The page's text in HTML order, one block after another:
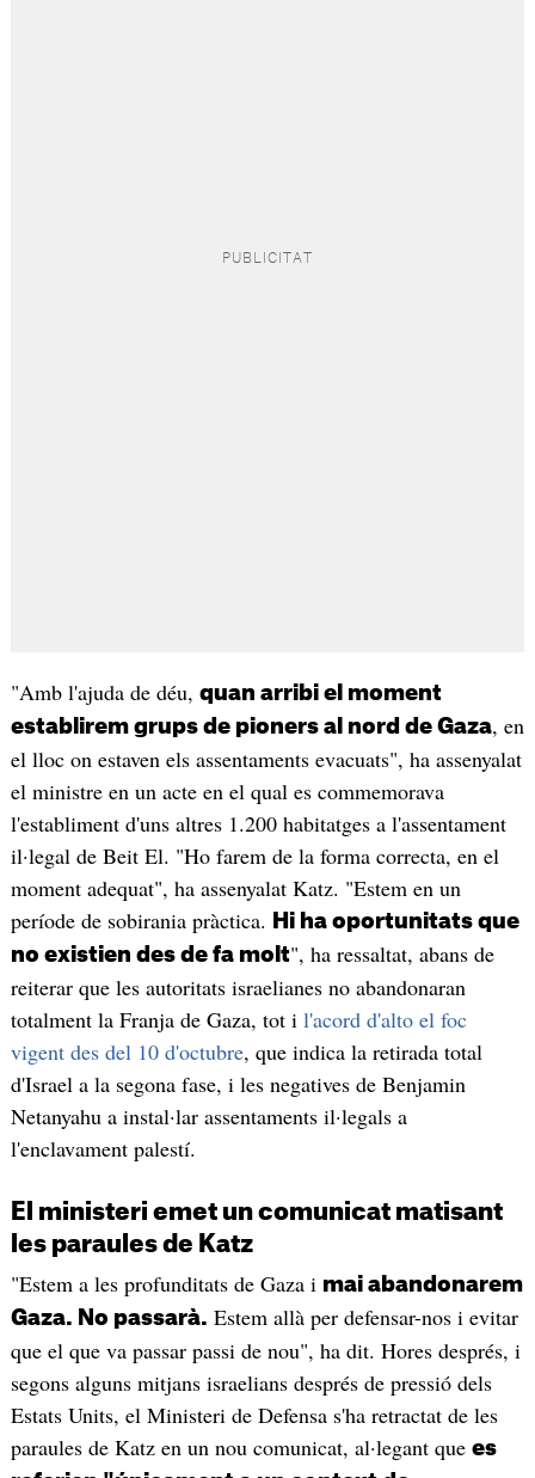
"Amb l'ajuda de déu, quan arribi el moment
establirem grups de pioners al nord de Gaza, en
el lloc on estaven els assentaments evacuats", ha assenyalat
el ministre en un acte en el qual es commemorava
l'establiment d'uns altres 1.200 habitatges a l'assentament
il·legal de Beit El. "Ho farem de la forma correcta, en el
moment adequat", ha assenyalat Katz. "Estem en un
període de sobirania pràctica.
Hi ha oportunitats que
no existien des de fa molt", ha ressaltat, abans de
reiterar que les autoritats israelianes no abandonaran
totalment la Franja de Gaza, tot i l'acord d'alto el foc
vigent des del 10 d'octubre, que indica la retirada total
d'Israel a la segona fase, i les negatives de Benjamin
Netanyahu a instal·lar assentaments il·legals a
l'enclavament palestí.
El ministeri emet un comunicat matisant
les paraules de Katz
"Estem a les profunditats de Gaza i mai abandonarem
Gaza. No passarà. Estem allà per defensar-nos i evitar
que el que va passar passi de nou", ha dit. Hores després, i
segons alguns mitjans israelians després de pressió dels
Estats Units, el Ministeri de Defensa s'ha retractat de les
paraules de Katz en un nou comunicat, al·legant que es